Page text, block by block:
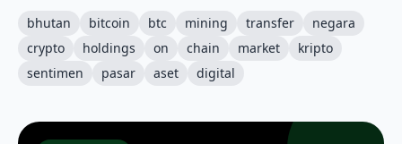
bhutan bitcoin btc mining transfer
negara
crypto
holdings on chain market
kripto
sentimen
pasar aset digital